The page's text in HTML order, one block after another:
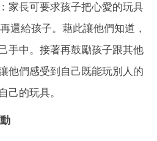
家長可要求孩子把心愛的玩具
還給孩子。藉此讓他們知道，
手中。接著再鼓勵孩子跟其他
他們感受到自己既能玩別人的
己的玩具。